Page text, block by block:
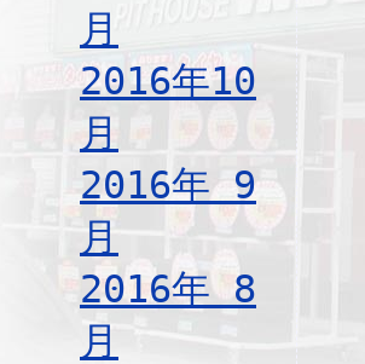
月
2016年10
月
2016年 9
月
2016年 8
月